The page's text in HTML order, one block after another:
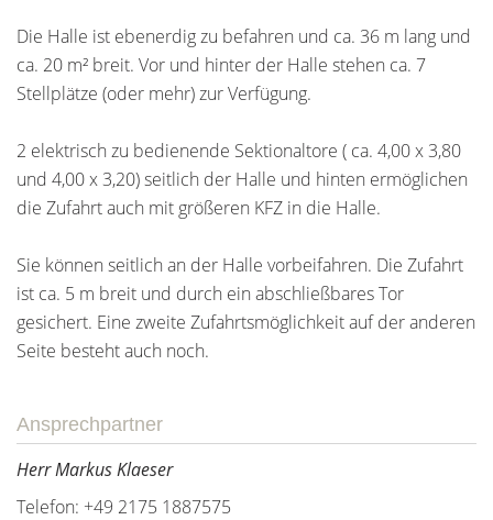
Die Halle ist ebenerdig zu befahren und ca. 36 m lang und
ca. 20 m² breit. Vor und hinter der Halle stehen ca. 7
Stellplätze (oder mehr) zur Verfügung.
2 elektrisch zu bedienende Sektionaltore ( ca. 4,00 x 3,80
und 4,00 x 3,20) seitlich der Halle und hinten ermöglichen
die Zufahrt auch mit größeren KFZ in die Halle.
Sie können seitlich an der Halle vorbeifahren. Die Zufahrt
ist ca. 5 m breit und durch ein abschließbares Tor
gesichert. Eine zweite Zufahrtsmöglichkeit auf der anderen
Seite besteht auch noch.
Ansprechpartner
Herr Markus Klaeser
Telefon: +49 2175 1887575